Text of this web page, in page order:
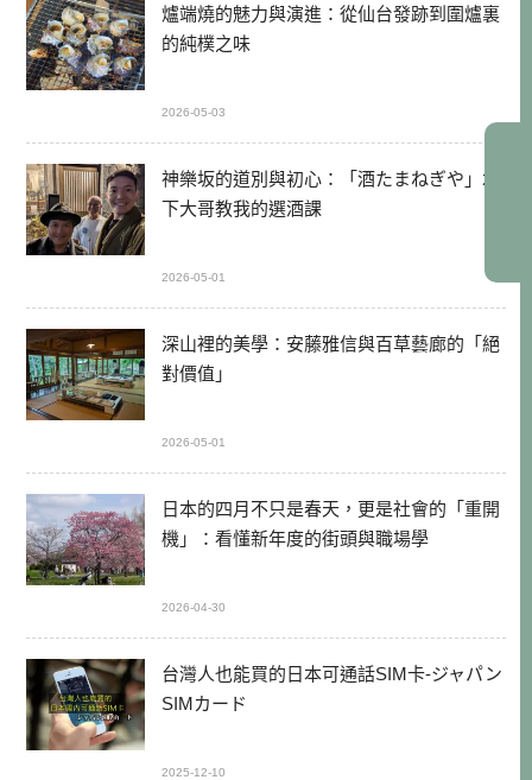
爐端燒的魅力與演進：從仙台發跡到圍爐裏
的純樸之味
2026-05-03
神樂坂的道別與初心：「酒たまねぎや」木
下大哥教我的選酒課
2026-05-01
深山裡的美學：安藤雅信與百草藝廊的「絕
對價值」
2026-05-01
日本的四月不只是春天，更是社會的「重開
機」：看懂新年度的街頭與職場學
2026-04-30
台灣人也能買的日本可通話SIM卡-ジャパン
SIMカード
2025-12-10